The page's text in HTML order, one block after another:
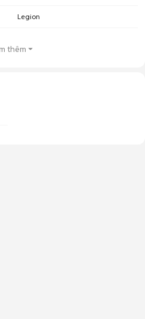
Legion
thêm